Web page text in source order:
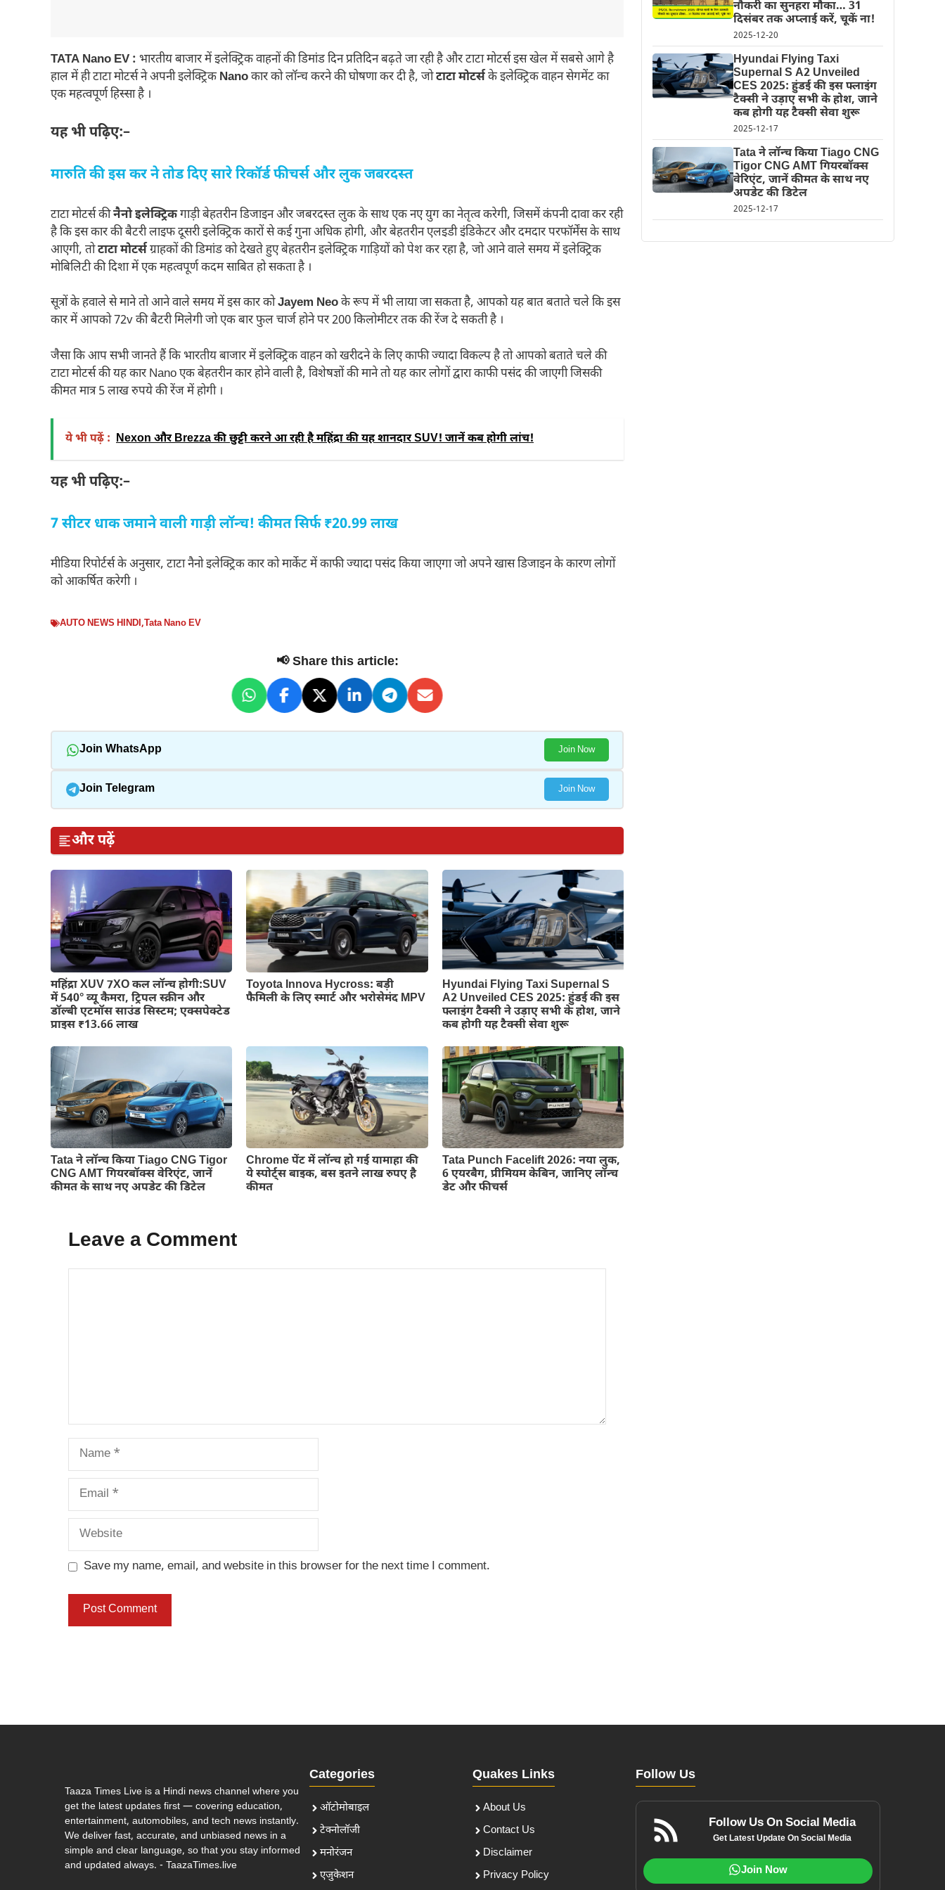
TATA Nano EV : भारतीय बाजार में इलेक्ट्रिक वाहनों की डिमांड दिन प्रतिदिन बढ़ते जा रही है और टाटा मोटर्स इस खेल में सबसे आगे है
हाल में ही टाटा मोटर्स ने अपनी इलेक्ट्रिकNanoकार को लॉन्च करने की घोषणा कर दी है, जोटाटा मोटर्सके इलेक्ट्रिक वाहन सेगमेंट का
एक महत्वपूर्ण हिस्सा है ।
यह भी पढ़िए:–
मारुति की इस कर ने तोड दिए सारे रिकॉर्ड फीचर्स और लुक जबरदस्त
टाटा मोटर्स कीनैनो इलेक्ट्रिकगाड़ी बेहतरीन डिजाइन और जबरदस्त लुक के साथ एक नए युग का नेतृत्व करेगी, जिसमें कंपनी दावा कर रही
है कि इस कार की बैटरी लाइफ दूसरी इलेक्ट्रिक कारों से कई गुना अधिक होगी, और बेहतरीन एलइडी इंडिकेटर और दमदार परफॉर्मेंस के साथ
आएगी, तोटाटा मोटर्सग्राहकों की डिमांड को देखते हुए बेहतरीन इलेक्ट्रिक गाड़ियों को पेश कर रहा है, जो आने वाले समय में इलेक्ट्रिक
मोबिलिटी की दिशा में एक महत्वपूर्ण कदम साबित हो सकता है ।
सूत्रों के हवाले से माने तो आने वाले समय में इस कार कोJayem Neoके रूप में भी लाया जा सकता है, आपको यह बात बताते चले कि इस
कार में आपको 72v की बैटरी मिलेगी जो एक बार फुल चार्ज होने पर 200 किलोमीटर तक की रेंज दे सकती है ।
जैसा कि आप सभी जानते हैं कि भारतीय बाजार में इलेक्ट्रिक वाहन को खरीदने के लिए काफी ज्यादा विकल्प है तो आपको बताते चले की
टाटा मोटर्स की यह कार Nano एक बेहतरीन कार होने वाली है, विशेषज्ञों की माने तो यह कार लोगों द्वारा काफी पसंद की जाएगी जिसकी
कीमत मात्र 5 लाख रुपये की रेंज में होगी ।
ये भी पढ़ें : Nexon और Brezza की छुट्टी करने आ रही है महिंद्रा की यह शानदार SUV! जानें कब होगी लांच!
यह भी पढ़िए:–
7 सीटर धाक जमाने वाली गाड़ी लॉन्च! कीमत सिर्फ ₹20.99 लाख
मीडिया रिपोर्टर्स के अनुसार, टाटा नैनो इलेक्ट्रिक कार को मार्केट में काफी ज्यादा पसंद किया जाएगा जो अपने खास डिजाइन के कारण लोगों
को आकर्षित करेगी ।
AUTO NEWS HINDI,Tata Nano EV
📢 Share this article:
Join WhatsApp Join Now
Join Telegram Join Now
और पढ़ें
महिंद्रा XUV 7XO कल लॉन्च होगी:SUV
में 540° व्यू कैमरा, ट्रिपल स्क्रीन और
डॉल्बी एटमॉस साउंड सिस्टम; एक्सपेक्टेड
प्राइस ₹13.66 लाख
Toyota Innova Hycross: बड़ी
फैमिली के लिए स्मार्ट और भरोसेमंद MPV
Hyundai Flying Taxi Supernal S
A2 Unveiled CES 2025: हुंडई की इस
फ्लाइंग टैक्सी ने उड़ाए सभी के होश, जाने
कब होगी यह टैक्सी सेवा शुरू
Tata ने लॉन्च किया Tiago CNG Tigor
CNG AMT गियरबॉक्स वेरिएंट, जानें
कीमत के साथ नए अपडेट की डिटेल
Chrome पेंट में लॉन्च हो गई यामाहा की
ये स्पोर्ट्स बाइक, बस इतने लाख रुपए है
कीमत
Tata Punch Facelift 2026: नया लुक,
6 एयरबैग, प्रीमियम केबिन, जानिए लॉन्च
डेट और फीचर्स
Leave a Comment
Name
Email
Website
Save my name, email, and website in this browser for the next time I comment.
नौकरी का सुनहरा मौका… 31
दिसंबर तक अप्लाई करें, चूकें ना!
2025-12-20
Hyundai Flying Taxi
Supernal S A2 Unveiled
CES 2025: हुंडई की इस फ्लाइंग
टैक्सी ने उड़ाए सभी के होश, जाने
कब होगी यह टैक्सी सेवा शुरू
2025-12-17
Tata ने लॉन्च किया Tiago CNG
Tigor CNG AMT गियरबॉक्स
वेरिएंट, जानें कीमत के साथ नए
अपडेट की डिटेल
2025-12-17
Taaza Times Live is a Hindi news channel where you
get the latest updates first — covering education,
entertainment, automobiles, and tech news instantly.
We deliver fast, accurate, and unbiased news in a
simple and clear language, so that you stay informed
and updated always. - TaazaTimes.live
Categories
ऑटोमोबाइल
टेक्नोलॉजी
मनोरंजन
एजुकेशन
Quakes Links
About Us
Contact Us
Disclaimer
Privacy Policy
Follow Us
Follow Us On Social Media
Get Latest Update On Social Media
Join Now